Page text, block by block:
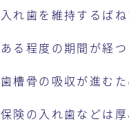
入れ歯を維持するば
ある程度の期間が経
歯槽骨の吸収が進む
保険の入れ歯などは